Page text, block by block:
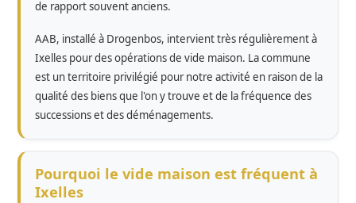
de rapport souvent anciens.
AAB, installé à Drogenbos, intervient très régulièrement à
Ixelles pour des opérations de vide maison. La commune
est un territoire privilégié pour notre activité en raison de la
qualité des biens que l'on y trouve et de la fréquence des
successions et des déménagements.
Pourquoi le vide maison est fréquent à
Ixelles